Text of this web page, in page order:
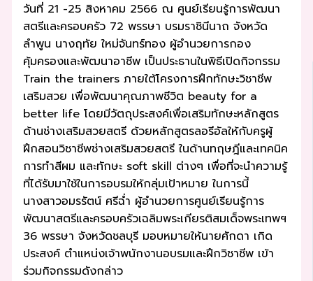
วันที่ 21 -25 สิงหาคม 2566 ณ ศูนย์เรียนรู้การพัฒนา
สตรีและครอบครัว 72 พรรษา บรมราชินีนาถ จังหวัด
ลำพูน นางฤทัย ใหม่จันทร์ทอง ผู้อำนวยการกอง
คุ้มครองและพัฒนาอาชีพ เป็นประธานในพิธีเปิดกิจกรรม
Train the trainers ภายใต้โครงการฝึกทักษะวิชาชีพ
เสริมสวย เพื่อพัฒนาคุณภาพชีวิต beauty for a
better life โดยมีวัตถุประสงค์เพื่อเสริมทักษะหลักสูตร
ด้านช่างเสริมสวยสตรี ด้วยหลักสูตรลอรีอัลให้กับครูผู้
ฝึกสอนวิชาชีพช่างเสริมสวยสตรี ในด้านทฤษฎีและเทคนิค
การทำสีผม และทักษะ soft skill ต่างๆ เพื่อที่จะนำความรู้
ที่ได้รับมาใช้ในการอบรมให้กลุ่มเป้าหมาย ในการนี้
นางสาวอมรรัตน์ ศรีฉ่ำ ผู้อำนวยการศูนย์เรียนรู้การ
พัฒนาสตรีและครอบครัวเฉลิมพระเกียรติสมเด็จพระเทพฯ
36 พรรษา จังหวัดชลบุรี มอบหมายให้นายศักดา เกิด
ประสงค์ ตำแหน่งเจ้าพนักงานอบรมและฝึกวิชาชีพ เข้า
ร่วมกิจกรรมดังกล่าว